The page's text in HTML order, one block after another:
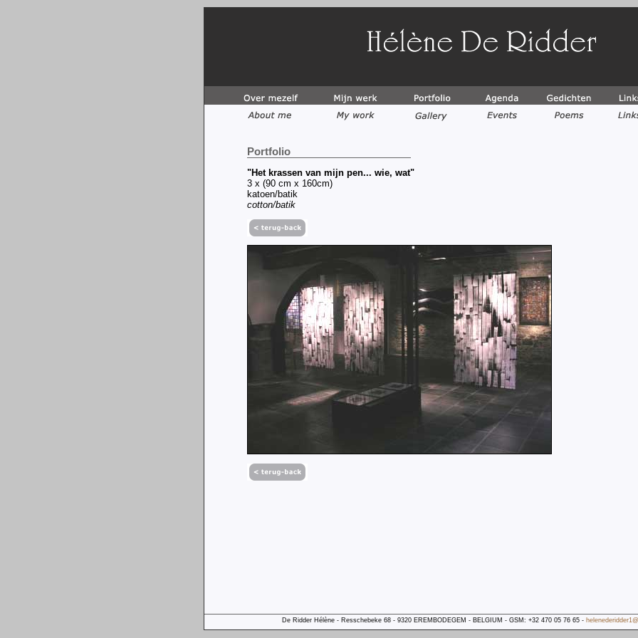
Portfolio
"Het krassen van mijn pen... wie, wat"
3 x (90 cm x 160cm)
katoen/batik
cotton/batik
De Ridder Hélène - Resschebeke 68 - 9320 EREMBODEGEM - BELGIUM - GSM: +32 470 05 76 65 -